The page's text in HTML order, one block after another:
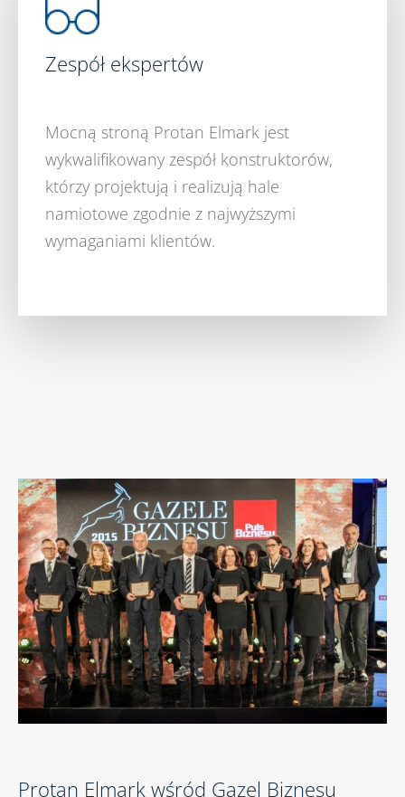
Zespół ekspertów
Mocną stroną Protan Elmark jest
wykwalifikowany zespół konstruktorów,
którzy projektują i realizują hale
namiotowe zgodnie z najwyższymi
wymaganiami klientów.
Protan Elmark wśród Gazel Biznesu